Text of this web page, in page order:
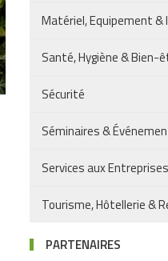
Matériel, Equipement
Santé, Hygiène & Bien-
Sécurité
Séminaires &
Services aux Entreprises
Tourisme, Hôtellerie &
PARTENAIRES